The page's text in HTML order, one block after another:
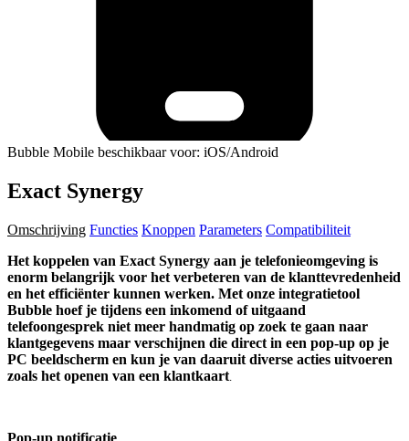
Bubble Mobile beschikbaar voor: iOS/Android
Exact Synergy
Omschrijving Functies Knoppen Parameters Compatibiliteit
Het koppelen van Exact Synergy aan je telefonieomgeving is
enorm belangrijk voor het verbeteren van de klanttevredenheid
en het efficiënter kunnen werken. Met onze integratietool
Bubble hoef je tijdens een inkomend of uitgaand
telefoongesprek niet meer handmatig op zoek te gaan naar
klantgegevens maar verschijnen die direct in een pop-up op je
PC beeldscherm en kun je van daaruit diverse acties uitvoeren
zoals het openen van een klantkaart
Pop-up notificatie